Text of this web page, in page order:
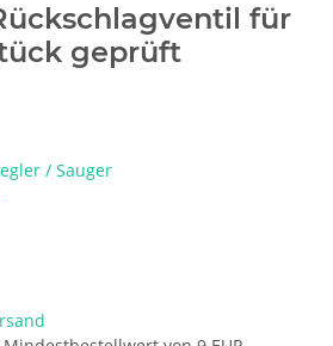
für
geprüft
/ Sauger